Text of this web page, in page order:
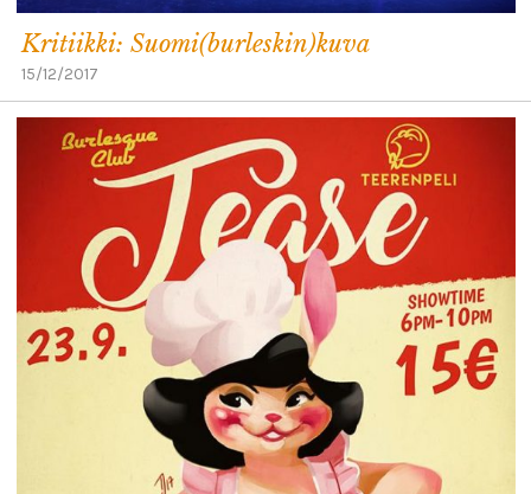
Kritiikki: Suomi(burleskin)kuva
15/12/2017